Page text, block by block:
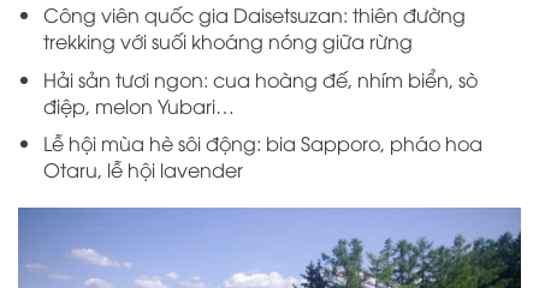
Công viên quốc gia Daisetsuzan: thiên đường
trekking với suối khoáng nóng giữa rừng
Hải sản tươi ngon: cua hoàng đế, nhím biển, sò
điệp, melon Yubari…
Lễ hội mùa hè sôi động: bia Sapporo, pháo hoa
Otaru, lễ hội lavender